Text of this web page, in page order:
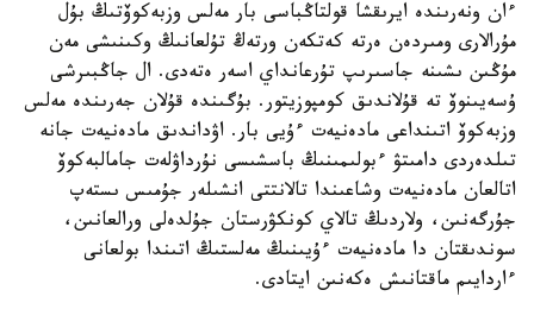
ءان ونەرىندە ايرىقشا قولتاڭباسى بار مەلس وزبەكوۆتىڭ بۇل
مۇرالارى ومىردەن ەرتە كەتكەن ورتەڭ تۇلعانىڭ وكىنىشى مەن
مۇڭىن ىشىنە جاسىرىپ تۇرعانداي اسەر ەتەدى. ال جاڭبىرشى
ۇسەيىنوۆ تە قۇلاندىق كومپوزيتور. بۇگىندە قۇلان جەرىندە مەلس
وزبەكوۆ اتىنداعى مادەنيەت ءۇيى بار. اۋداندىق مادەنيەت جانە
تىلدەردى دامىتۋ ءبولىمىنىڭ باسشىسى نۇرداۋلەت جامالبەكوۆ
اتالعان مادەنيەت وشاعىندا تالانتتى انشىلەر جۇمىس ىستەپ
جۇرگەنىن، ولاردىڭ تالاي كونكۋرستان جۇلدەلى ورالعانىن،
سوندىقتان دا مادەنيەت ءۇيىنىڭ مەلستىڭ اتىندا بولعانى
ءاردايىم ماقتانىش ەكەنىن ايتادى.